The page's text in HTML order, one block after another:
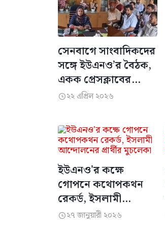
সেনবাগে সাংবাদিকদের
সঙ্গে ইউএনও’র বৈঠক,
একক প্রেসক্লাবের
প্রস্তাব
২২ এপ্রিল ২০২৬
ইউএনও'র কক্ষে
গোপনে কথোপকথন
রেকর্ড, ইসলামী
আন্দোলনের প্রার্থীর
২৭ জানুয়ারী ২০২৬